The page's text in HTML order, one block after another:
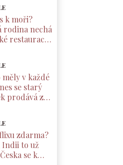
k moři?
rodina nechá
restauraci
měly v každé
se starý
prodává za
zdarma?
Indii to už
se k